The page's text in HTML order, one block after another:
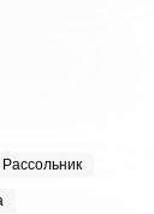
Рассольник